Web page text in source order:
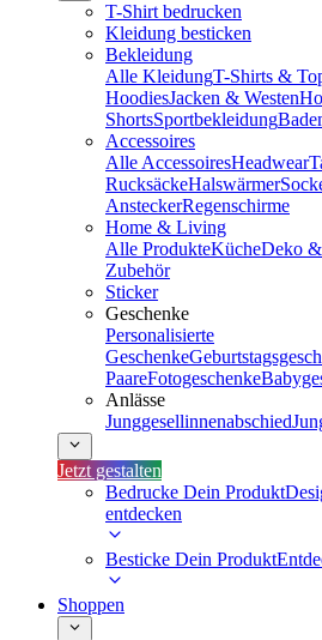
T-Shirt bedrucken
Kleidung besticken
Bekleidung
Alle KleidungT-Shirts &
HoodiesJacken & Westen
ShortsSportbekleidung
Accessoires
Alle AccessoiresHeadwear
RucksäckeHalswärmer
AnsteckerRegenschirme
Home & Living
Alle ProdukteKücheDeko
Zubehör
Sticker
Geschenke
Personalisierte
Geschenke
PaareFotogeschenke
Anlässe
Junggesellinnenabschied
Jetzt gestalten
Bedrucke Dein Produkt
entdecken
Besticke Dein Produkt
Shoppen